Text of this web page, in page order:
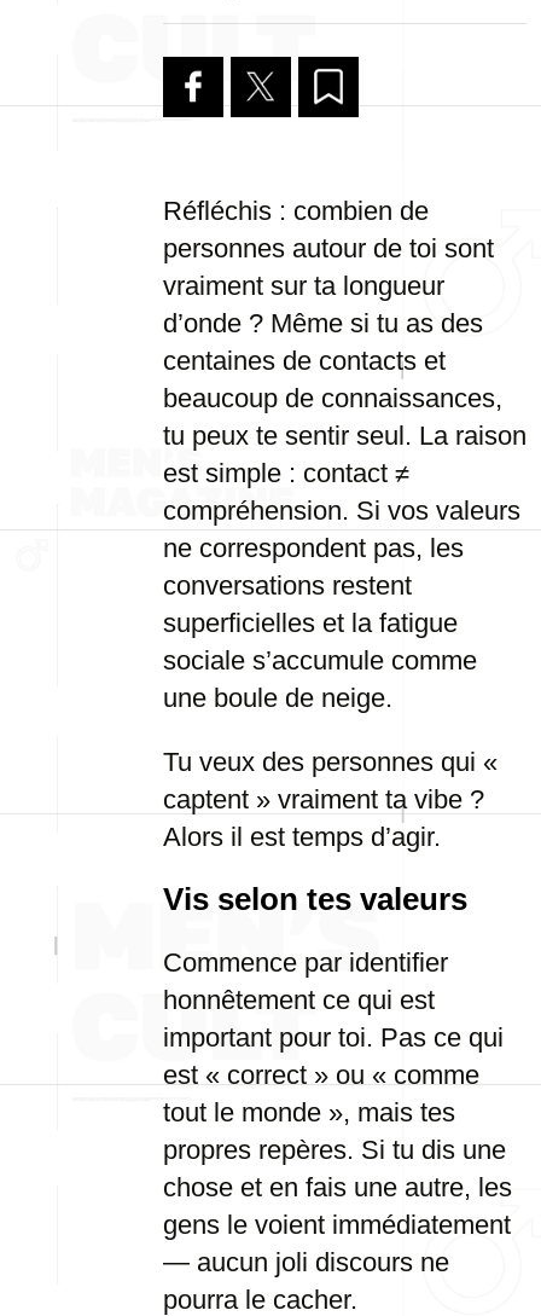
Réfléchis : combien de
personnes autour de toi sont
vraiment sur ta longueur
d’onde ? Même si tu as des
centaines de contacts et
beaucoup de connaissances,
tu peux te sentir seul. La raison
est simple : contact ≠
compréhension. Si vos valeurs
ne correspondent pas, les
conversations restent
superficielles et la fatigue
sociale s’accumule comme
une boule de neige.
Tu veux des personnes qui «
captent » vraiment ta vibe ?
Alors il est temps d’agir.
Vis selon tes valeurs
Commence par identifier
honnêtement ce qui est
important pour toi. Pas ce qui
est « correct » ou « comme
tout le monde », mais tes
propres repères. Si tu dis une
chose et en fais une autre, les
gens le voient immédiatement
— aucun joli discours ne
pourra le cacher.